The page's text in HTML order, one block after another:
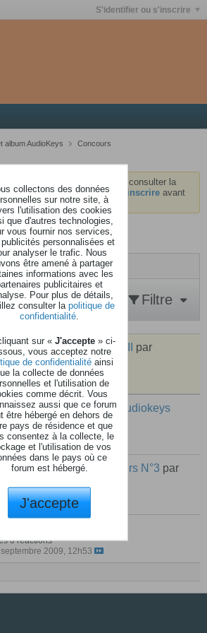
S'identifier ou s'inscrire
album AudioKeys
Concours
visite, nous vous invitons à consulter la
du forum . Vous devrez vous inscrire avant
messages.
Filtre
Concours AK nº III
par
vues 0 réactions
2010, 19h00
du concours audiokeys
0 réactions
février 2010, 14h26
général du concours N°3 par
vues 0 réactions
février 2010, 18h41
0 réactions
2009, 12h53
collectons des données
sur notre site, à
l'utilisation des cookies
que d'autres technologies,
vous fournir nos services,
personnalisées et
analyser le trafic. Nous
être amené à partager
informations avec les
publicitaires et
Pour plus de détails,
consulter la politique de
confidentialité
sur « J'accepte » ci-
vous acceptez notre
de confidentialitéainsi
la collecte de données
et l'utilisation de
comme décrit. Vous
aussi que ce forum
être hébergé en dehors de
pays de résidence et que
consentez à la collecte, le
et l'utilisation de vos
dans le pays où ce
forum est hébergé.
J'accepte